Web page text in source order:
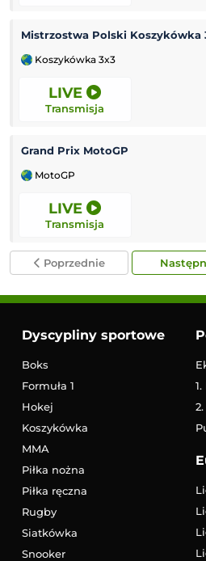
Mistrzostwa Polski Koszykówka
Koszykówka 3x3
LIVE
Transmisja
Grand Prix MotoGP
MotoGP
LIVE
Transmisja
Poprzednie
Dyscypliny sportowe
Boks
Formuła 1
Hokej
Koszykówka
MMA
Piłka nożna
Piłka ręczna
Rugby
Siatkówka
Snooker